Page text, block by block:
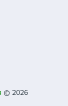
© 2026